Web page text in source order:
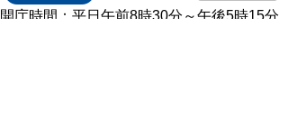
開庁時間：平日午前8時30分～午後5時15分